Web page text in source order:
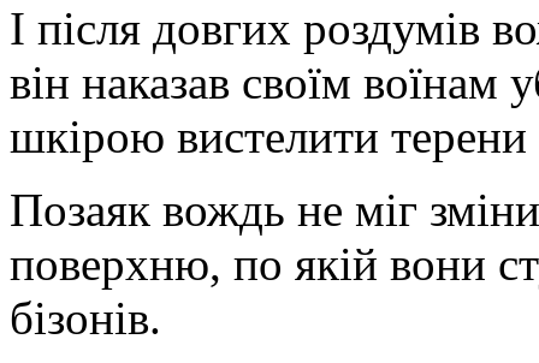
І після довгих роздумів
він наказав своїм воїнам
шкірою вистелити терени
Позаяк вождь не міг
поверхню, по якій вони
бізонів.